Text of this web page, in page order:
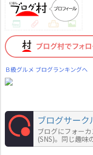
Ｂ級グルメ ブログランキングへ
ブログサーク
ブログにフォー
(SNS)。同じ趣味